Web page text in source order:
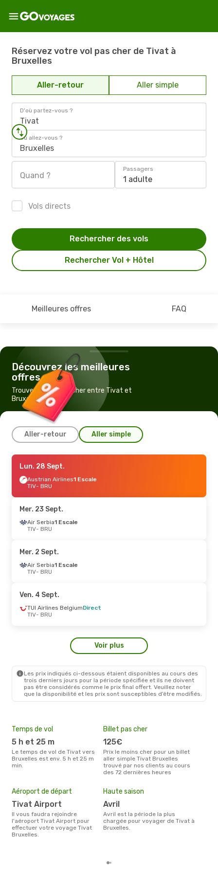
Réservez votre vol pas cher de Tivat à
Bruxelles
Aller-retour Aller simple
D'où partez-vous ?
Tivat
Où allez-vous ?
Bruxelles
Quand ?
Passagers
1 adulte
Vols directs
Rechercher Vol + Hôtel
Rechercher des vols
Meilleures offres FAQ
Découvrez les meilleures
offres
Trouvez un vol pas cher entre Tivat et
Bruxelles
Aller-retour Aller simple
Dim. 6 Sept.- Dim. 6 Sept.
Turkish Airlines1 Escale
TIV- BRU
BRU- TIV
Lun. 28 Sept.
Austrian Airlines1 Escale
TIV- BRU
Mer. 23 Sept.
Air Serbia1 Escale
TIV- BRU
Mer. 2 Sept.
Air Serbia1 Escale
TIV- BRU
Ven. 4 Sept.
TUI Airlines BelgiumDirect
TIV- BRU
Voir plus
Les prix indiqués ci-dessous étaient disponibles au cours des
trois derniers jours pour la période spécifiée et ils ne doivent
pas être considérés comme le prix final offert. Veuillez noter
que la disponibilité et les prix sont susceptibles d’être modifiés.
Temps de vol
5 h et 25 m
Le temps de vol de Tivat vers
Bruxelles est env. 5 h et 25 m
min.
Billet pas cher
125€
Prix le moins cher pour un billet
aller simple Tivat Bruxelles
trouvé par nos clients au cours
des 72 dernières heures
Aéroport de départ
Tivat Airport
Il vous faudra rejoindre
l'aéroport Tivat Airport pour
effectuer votre voyage Tivat
Bruxelles.
Haute saison
avril
avril est la période la plus
chargée pour voyager de Tivat à
Bruxelles.